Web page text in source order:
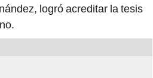
logró acreditar la tesis